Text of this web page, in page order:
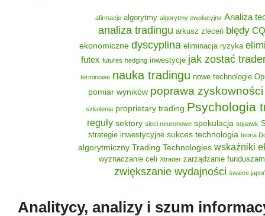
afirmacje algorytmy algorytmy ewolucyjne Analiza
analiza tradingu arkusz zleceń błędy
ekonomiczne dyscyplina eliminacja ryzyka
futex futures hedging inwestycje jak zostać
terminowe nauka tradingu nowe technologie
pomiar wyników poprawa zyskowności
szkolenia proprietary trading Psychologia
reguły sektory sieci neuronowe spekulacja squawk
strategie inwestycyjne sukces technologia teoria
algorytmiczny Trading Technologies wskaźniki
wyznaczanie celi Xtrader zarządzanie
zwiększanie wydajności świece
Analitycy, analizy i szum